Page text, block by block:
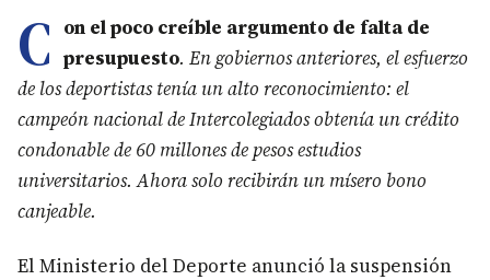
C on el poco creíble argumento de falta de
presupuesto. En gobiernos anteriores, el esfuerzo
de los deportistas tenía un alto reconocimiento: el
campeón nacional de Intercolegiados obtenía un crédito
condonable de 60 millones de pesos estudios
universitarios. Ahora solo recibirán un mísero bono
canjeable.
El Ministerio del Deporte anunció la suspensión